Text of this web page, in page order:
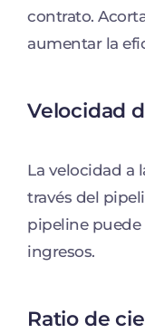
contrato.
aumentar la
Velocidad
La velocidad a
través del
pipeline puede
ingresos.
Ratio de